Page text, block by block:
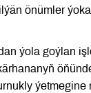
önümler
ýola goýlan
ýetmegine